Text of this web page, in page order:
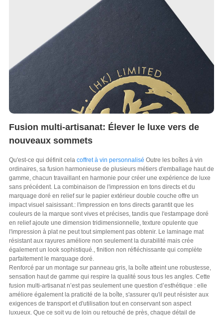
Fusion multi-artisanat: Élever le luxe vers de
nouveaux sommets
Qu'est-ce qui définit cela coffret à vin personnalisé Outre les boîtes à vin
ordinaires, sa fusion harmonieuse de plusieurs métiers d'emballage haut de
gamme, chacun travaillant en harmonie pour créer une expérience de luxe
sans précédent. La combinaison de l'impression en tons directs et du
marquage doré en relief sur le papier extérieur double couche offre un
impact visuel saisissant.: l'impression en tons directs garantit que les
couleurs de la marque sont vives et précises, tandis que l'estampage doré
en relief ajoute une dimension tridimensionnelle, texture opulente que
l'impression à plat ne peut tout simplement pas obtenir. Le laminage mat
résistant aux rayures améliore non seulement la durabilité mais crée
également un look sophistiqué., finition non réfléchissante qui complète
parfaitement le marquage doré.
Renforcé par un montage sur panneau gris, la boîte atteint une robustesse,
sensation haut de gamme qui respire la qualité sous tous les angles. Cette
fusion multi-artisanat n’est pas seulement une question d’esthétique : elle
améliore également la praticité de la boîte, s'assurer qu'il peut résister aux
exigences de transport et d'utilisation tout en conservant son aspect
luxueux. Que ce soit vu de loin ou retouché de près, chaque détail de